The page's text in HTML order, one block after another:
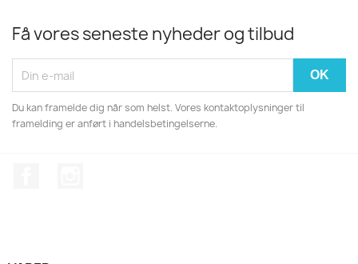
Få vores seneste nyheder og tilbud
Du kan framelde dig når som helst. Vores kontaktoplysninger til
framelding er anført i handelsbetingelserne.